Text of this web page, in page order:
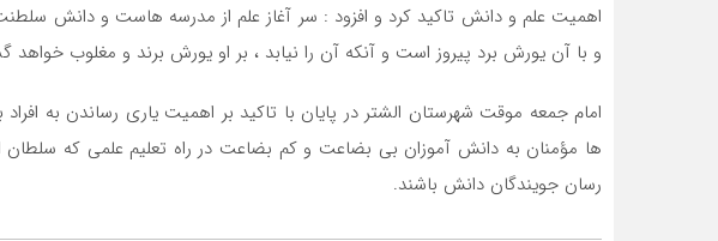
اهمیت علم و دانش تاکید کرد و افزود : سر آغاز علم از مدرسه هاست و دانش
و با آن یورش برد پیروز است و آنکه آن را نیابد ، بر او یورش برند و مغلوب
امام جمعه موقت شهرستان الشتر در پایان با تاکید بر اهمیت یاری رساندن به
ها مؤمنان به دانش آموزان بی بضاعت و کم بضاعت در راه تعلیم علمی که سلطان
رسان جویندگان دانش باشند.